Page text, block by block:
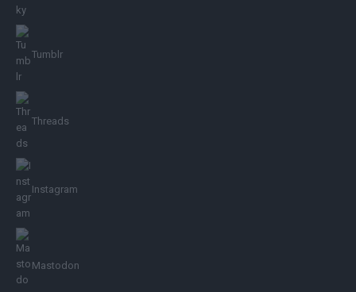
Tumblr
Threads
Instagram
Mastodon